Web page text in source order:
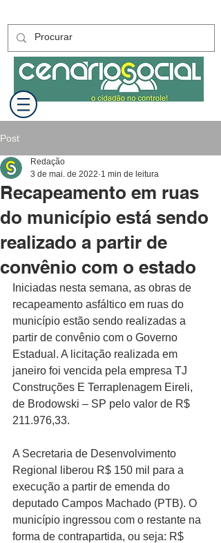
Post
Recapeamento em ruas
do município está sendo
realizado a partir de
convênio com o estado
Redação
3 de mai. de 2022 1 min de leitura
Iniciadas nesta semana, as obras de
recapeamento asfáltico em ruas do
município estão sendo realizadas a
partir de convênio com o Governo
Estadual. A licitação realizada em
janeiro foi vencida pela empresa TJ
Construções E Terraplenagem Eireli,
de Brodowski – SP pelo valor de R$
211.976,33.
A Secretaria de Desenvolvimento
Regional liberou R$ 150 mil para a
execução a partir de emenda do
deputado Campos Machado (PTB). O
município ingressou com o restante na
forma de contrapartida, ou seja: R$